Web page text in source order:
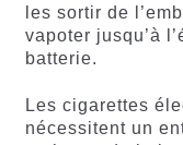
les sortir de
vapoter jusqu’à
batterie.
Les cigarettes
nécessitent un